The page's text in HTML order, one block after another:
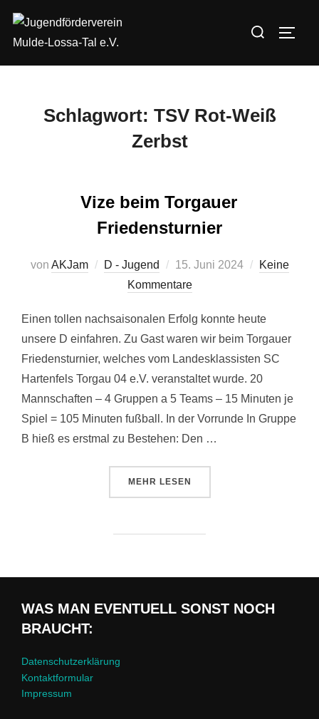
Inhalt
springen
Suchen
Schlagwort: TSV Rot-Weiß
Zerbst
Vize beim Torgauer
Friedensturnier
von AKJam D - Jugend
Veröffentlicht
am
15. Juni 2024
Keine
Kommentare
Einen tollen nachsaisonalen Erfolg konnte heute
unsere D einfahren. Zu Gast waren wir beim Torgauer
Friedensturnier, welches vom Landesklassisten SC
Hartenfels Torgau 04 e.V. veranstaltet wurde. 20
Mannschaften – 4 Gruppen a 5 Teams – 15 Minuten je
Spiel = 105 Minuten fußball. In der Vorrunde In Gruppe
B hieß es erstmal zu Bestehen: Den …
MEHR ÜBER „VIZE BEIM TORGAUER
LESEN
WAS MAN EVENTUELL SONST NOCH
BRAUCHT:
Datenschutzerklärung
Kontaktformular
Impressum